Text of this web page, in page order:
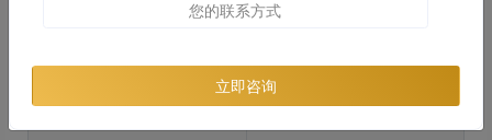
车顶 ￥1238.00
立即咨询